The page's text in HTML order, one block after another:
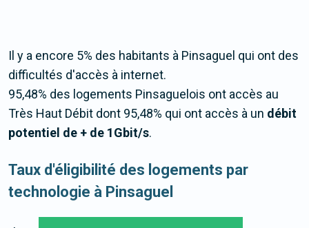
Il y a encore 5% des habitants à Pinsaguel qui ont des
difficultés d'accès à internet.
95,48% des logements Pinsaguelois ont accès au
Très Haut Débit dont 95,48% qui ont accès à un débit
potentiel de + de 1Gbit/s.
Taux d'éligibilité des logements par
technologie à Pinsaguel